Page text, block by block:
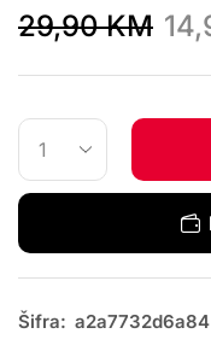
29,90KM
Šifra: a2a7732d6a84